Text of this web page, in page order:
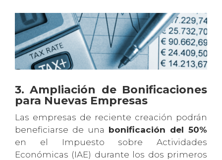
3. Ampliación de Bonificaciones
para Nuevas Empresas
Las empresas de reciente creación podrán
beneficiarse de una bonificación del 50%
en el Impuesto sobre Actividades
Económicas (IAE) durante los dos primeros